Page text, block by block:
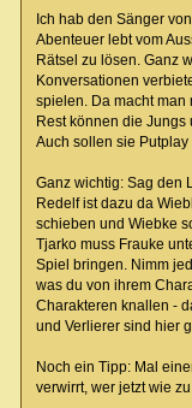
Ich hab den Sänger
Abenteuer lebt vom
Rätsel zu lösen. Ganz
Konversationen
spielen. Da macht
Rest können die
Auch sollen sie
Ganz wichtig: Sag den
Redelf ist dazu da
schieben und Wiebke
Tjarko muss Frauke
Spiel bringen. Nimm
was du von ihrem
Charakteren knallen -
und Verlierer sind hier
Noch ein Tipp: Mal
verwirrt, wer jetzt wie